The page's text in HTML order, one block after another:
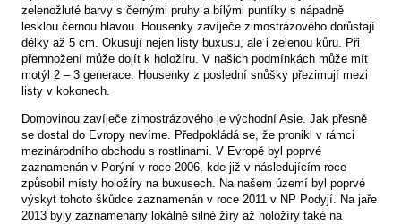
zelenožluté barvy s černými pruhy a bílými puntíky s nápadně
lesklou černou hlavou. Housenky zavíječe zimostrázového dorůstají
délky až 5 cm. Okusují nejen listy buxusu, ale i zelenou kůru. Při
přemnožení může dojít k holožíru. V našich podmínkách může mít
motýl 2 – 3 generace. Housenky z poslední snůšky přezimují mezi
listy v kokonech.
Domovinou zavíječe zimostrázového je východní Asie. Jak přesně
se dostal do Evropy nevíme. Předpokládá se, že pronikl v rámci
mezinárodního obchodu s rostlinami. V Evropě byl poprvé
zaznamenán v Porýní v roce 2006, kde již v následujícím roce
způsobil místy holožíry na buxusech. Na našem území byl poprvé
výskyt tohoto škůdce zaznamenán v roce 2011 v NP Podyjí. Na jaře
2013 byly zaznamenány lokálně silné žíry až holožíry také na